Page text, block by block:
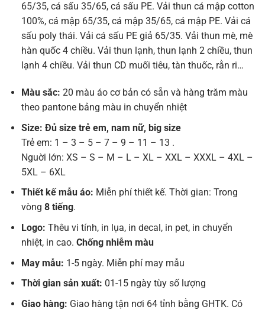
65/35, cá sấu 35/65, cá sấu PE. Vải thun cá mập cotton
100%, cá mập 65/35, cá mập 35/65, cá mập PE. Vải cá
sấu poly thái. Vải cá sấu PE giả 65/35. Vải thun mè, mè
hàn quốc 4 chiều. Vải thun lạnh, thun lạnh 2 chiều, thun
lạnh 4 chiều. Vải thun CD muối tiêu, tàn thuốc, rằn ri…
Màu sắc: 20 màu áo cơ bản có sẵn và hàng trăm màu
theo pantone bảng màu in chuyển nhiệt
Size: Đủ size trẻ em, nam nữ, big size
Trẻ em: 1 – 3 – 5 – 7 – 9 – 11 – 13 .
Nguời lớn: XS – S – M – L – XL – XXL – XXXL – 4XL –
5XL – 6XL
Thiết kế mẫu áo: Miễn phí thiết kế. Thời gian: Trong
vòng 8 tiếng.
Logo: Thêu vi tính, in lụa, in decal, in pet, in chuyển
nhiệt, in cao. Chống nhiễm màu
May mẫu: 1-5 ngày. Miễn phí may mẫu
Thời gian sản xuất: 01-15 ngày tùy số lượng
Giao hàng: Giao hàng tận nơi 64 tỉnh bằng GHTK. Có